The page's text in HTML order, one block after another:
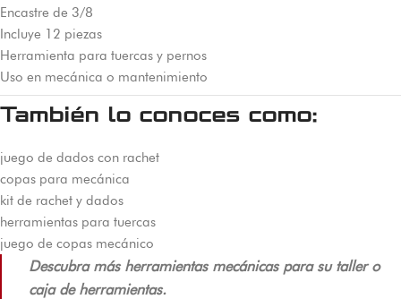
Encastre de 3/8
Incluye 12 piezas
Herramienta para tuercas y pernos
Uso en mecánica o mantenimiento
También lo conoces como:
juego de dados con rachet
copas para mecánica
kit de rachet y dados
herramientas para tuercas
juego de copas mecánico
Descubra más herramientas mecánicas para su taller o
caja de herramientas.